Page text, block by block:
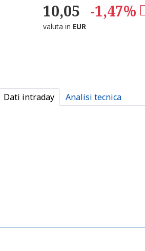
10,05 -1,47%
valuta in EUR
Dati intraday Analisi tecnica